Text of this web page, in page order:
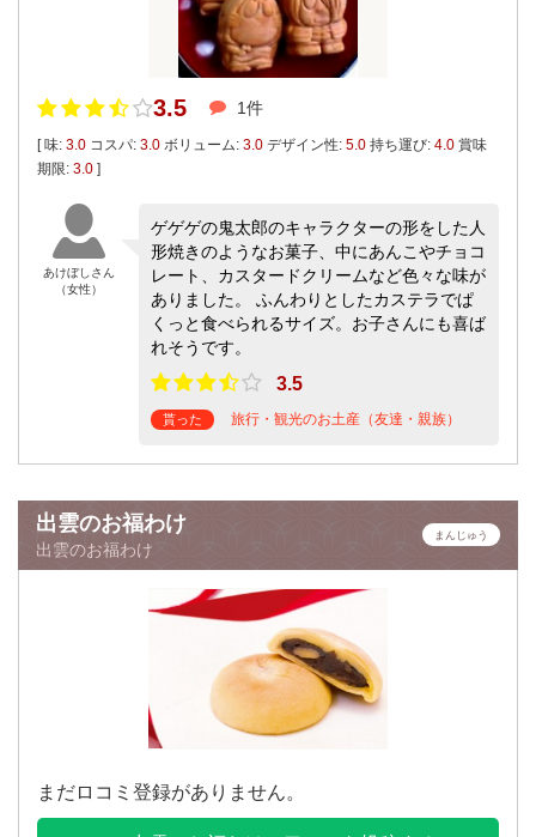
3.5 1件
[ 味: 3.0 コスパ: 3.0 ボリューム: 3.0 デザイン性: 5.0 持ち運び: 4.0 賞味
期限: 3.0 ]
あけぼしさん
（女性）
ゲゲゲの鬼太郎のキャラクターの形をした人
形焼きのようなお菓子、中にあんこやチョコ
レート、カスタードクリームなど色々な味が
ありました。 ふんわりとしたカステラでぱ
くっと食べられるサイズ。お子さんにも喜ば
れそうです。
3.5
貰った 旅行・観光のお土産（友達・親族）
出雲のお福わけ
出雲のお福わけ
まんじゅう
まだロコミ登録がありません。